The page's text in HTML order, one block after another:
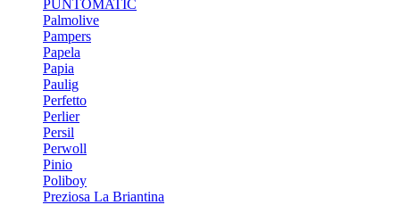
PUNTOMATIC
Palmolive
Pampers
Papela
Papia
Paulig
Perfetto
Perlier
Persil
Perwoll
Pinio
Poliboy
Preziosa La Briantina